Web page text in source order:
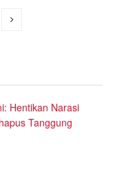
Hentikan Narasi
Tanggung